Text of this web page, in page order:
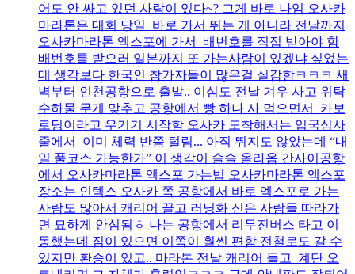
어도 안 싸고 있던 사람이 있다~? 그게 바로 나임 오사카
마라톤은 대회 당일 바로 가서 뛰는 게 아니라 전날까지
오사카마라톤 엑스포에 가서 배번호를 직접 받아야 함
배번호를 받으러 일본까지 또 가는사람이 있겠냐 싶었는
데 생각보다 한국인 참가자들이 많은걸 실감함ㅋㅋㅋ 새
벽부터 인천공항으로 출발.. 이심도 전날 겨우 사고 위탁
수하물 무게 맞추고 공항에서 빵 하나 사 먹으면서 카보
로딩이라고 우기기 시작함 오사카 도착해서는 입국심사
줄에서 이미 체력 반쯤 털림... 아직 뛰지도 않았는데 “내
일 풀코스 가능한가” 이 생각이 슬슬 올라옴 간사이공항
에서 오사카마라톤 엑스포 가는법 오사카마라톤 엑스포
장소는 인텍스 오사카 쪽 공항에서 바로 엑스포로 가는
사람도 많아서 캐리어 끌고 러닝화 신은 사람들 따라가
면 묘하게 안심됨ㅎ 나는 공항에서 리무진버스 타고 이
동했는데 짐이 있으면 이쪽이 훨씬 편함 전철로도 갈 수
있지만 환승이 있고.. 마라톤 전날 캐리어 들고 계단 오